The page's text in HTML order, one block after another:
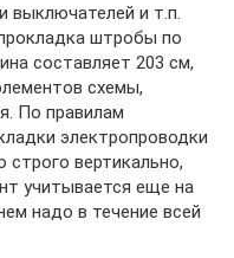
выключателей и т.п.
штробы по
составляет 203 см,
схемы,
По правилам
электропроводки
вертикально,
учитывается еще на
надо в течение всей